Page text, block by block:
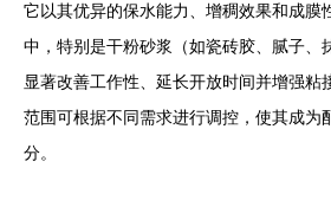
它以其优异的保水能力、增稠效果和成膜
中，特别是干粉砂浆（如瓷砖胶、腻子、
显著改善工作性、延长开放时间并增强粘
范围可根据不同需求进行调控，使其成为
分。